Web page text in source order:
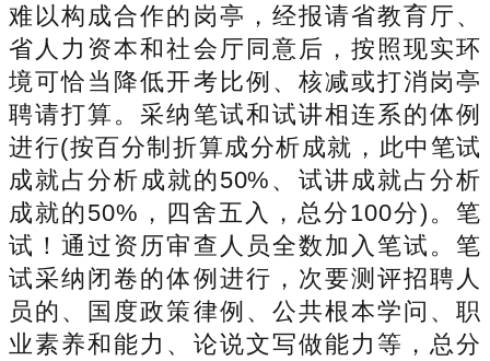
难以构成合作的岗亭，经报请省教育厅、
省人力资本和社会厅同意后，按照现实环
境可恰当降低开考比例、核减或打消岗亭
聘请打算。采纳笔试和试讲相连系的体例
进行(按百分制折算成分析成就，此中笔试
成就占分析成就的50%、试讲成就占分析
成就的50%，四舍五入，总分100分)。笔
试！通过资历审查人员全数加入笔试。笔
试采纳闭卷的体例进行，次要测评招聘人
员的、国度政策律例、公共根本学问、职
业素养和能力、论说文写做能力等，总分